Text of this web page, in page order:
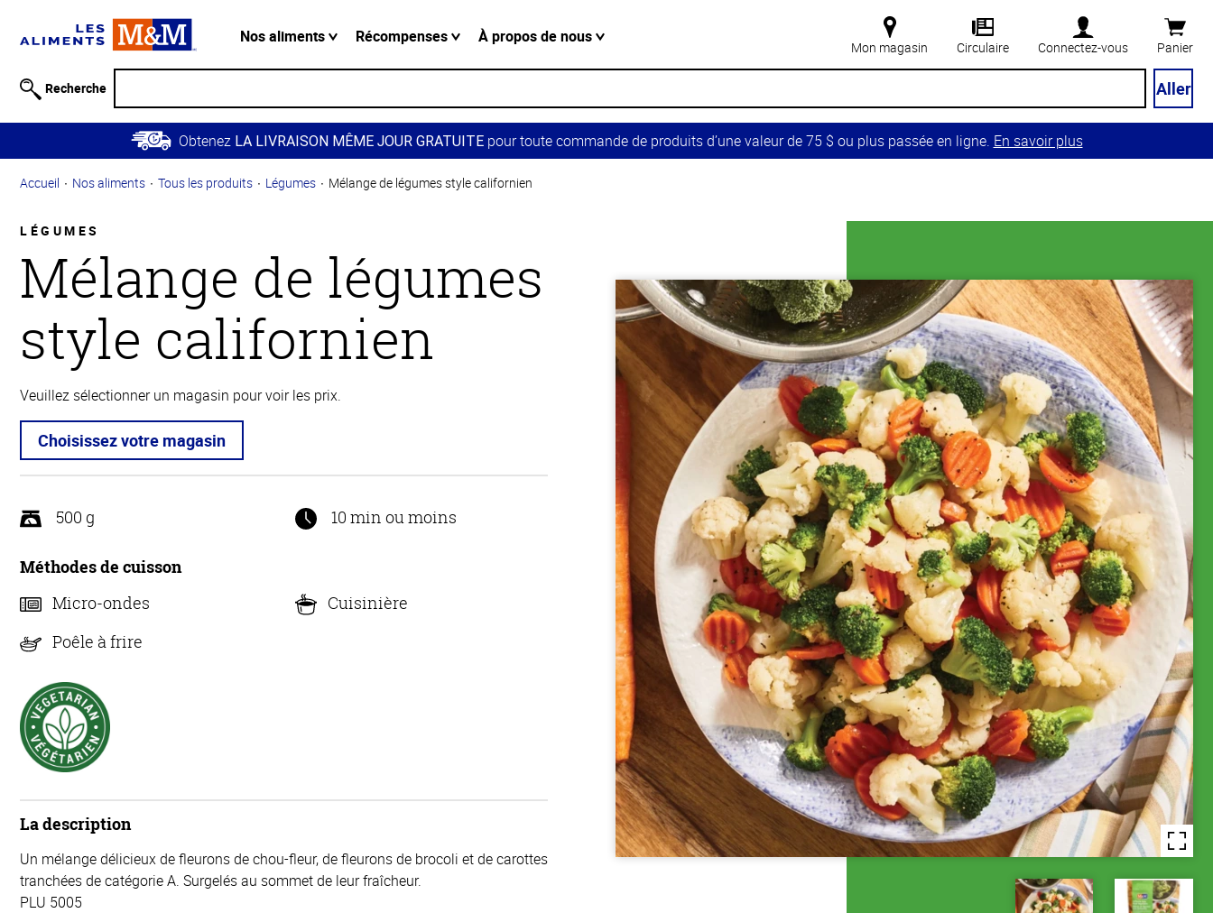
relative à
Passer
contenu
Retour à
principale
Nos aliments Récompenses À propos de nous
Mon magasin Circulaire Connectez-vous Panier
Recherche Aller
Obtenez LA LIVRAISON MÊME JOUR GRATUITEpour toute commande de produits d’une valeur de 75 $ ou plus passée en ligne. En savoir plus
Accueil Nos aliments Tous les produits Légumes Mélange de légumes style californien
LÉGUMES
Mélange de légumes
style californien
Veuillez sélectionner un magasin pour voir les prix.
Choisissez votre magasin
500 g 10 min ou moins
Méthodes de cuisson
Micro-ondes
Cuisinière
Poêle à frire
La description
Un mélange délicieux de fleurons de chou-fleur, de fleurons de brocoli et de carottes
tranchées de catégorie A. Surgelés au sommet de leur fraîcheur.
PLU 5005